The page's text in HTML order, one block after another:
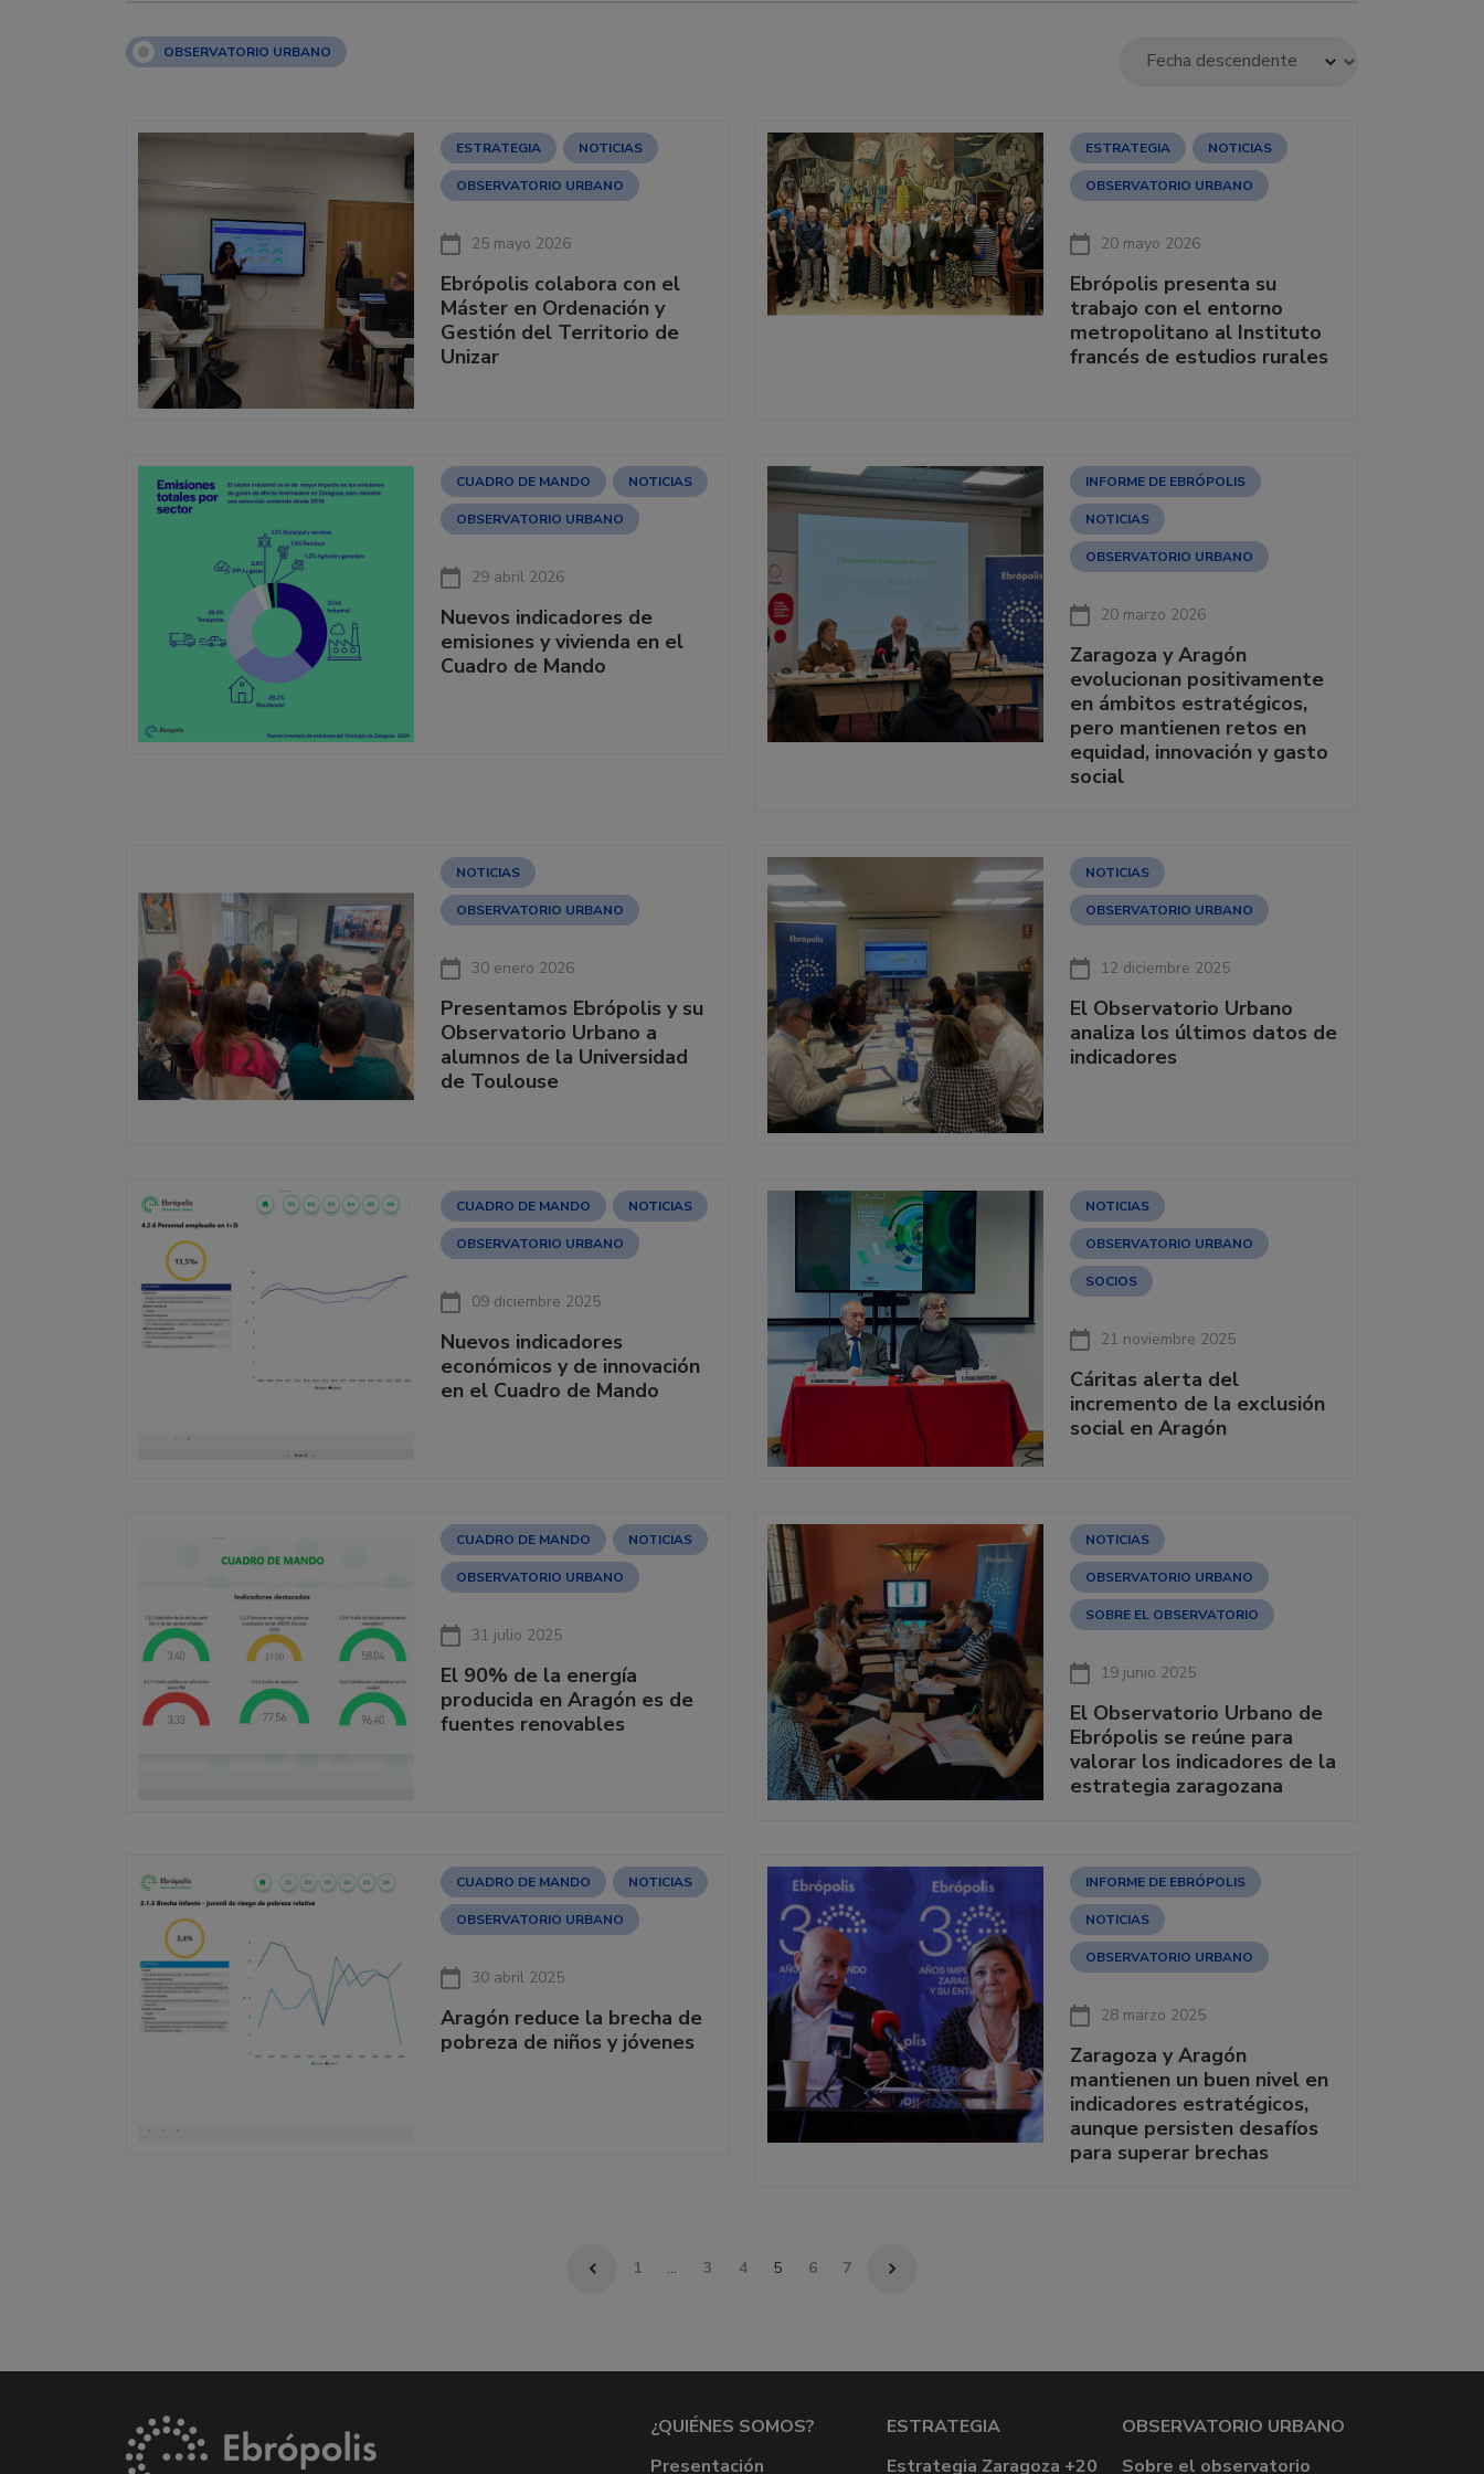
OBSERVATORIO URBANO
ESTRATEGIA NOTICIAS
OBSERVATORIO URBANO
25 mayo 2026
Ebrópolis colabora con el
Máster en Ordenación y
Gestión del Territorio de
Unizar
ESTRATEGIA NOTICIAS
OBSERVATORIO URBANO
20 mayo 2026
Ebrópolis presenta su
trabajo con el entorno
metropolitano al Instituto
francés de estudios rurales
CUADRO DE MANDO NOTICIAS
OBSERVATORIO URBANO
29 abril 2026
Nuevos indicadores de
emisiones y vivienda en el
Cuadro de Mando
INFORME DE EBRÓPOLIS
NOTICIAS
OBSERVATORIO URBANO
20 marzo 2026
Zaragoza y Aragón
evolucionan positivamente
en ámbitos estratégicos,
pero mantienen retos en
equidad, innovación y gasto
social
NOTICIAS
OBSERVATORIO URBANO
30 enero 2026
Presentamos Ebrópolis y su
Observatorio Urbano a
alumnos de la Universidad
de Toulouse
NOTICIAS
OBSERVATORIO URBANO
12 diciembre 2025
El Observatorio Urbano
analiza los últimos datos de
indicadores
CUADRO DE MANDO NOTICIAS
OBSERVATORIO URBANO
09 diciembre 2025
Nuevos indicadores
económicos y de innovación
en el Cuadro de Mando
NOTICIAS
OBSERVATORIO URBANO
SOCIOS
21 noviembre 2025
Cáritas alerta del
incremento de la exclusión
social en Aragón
CUADRO DE MANDO NOTICIAS
OBSERVATORIO URBANO
31 julio 2025
El 90% de la energía
producida en Aragón es de
fuentes renovables
NOTICIAS
OBSERVATORIO URBANO
SOBRE EL OBSERVATORIO
19 junio 2025
El Observatorio Urbano de
Ebrópolis se reúne para
valorar los indicadores de la
estrategia zaragozana
CUADRO DE MANDO NOTICIAS
OBSERVATORIO URBANO
30 abril 2025
Aragón reduce la brecha de
pobreza de niños y jóvenes
INFORME DE EBRÓPOLIS
NOTICIAS
OBSERVATORIO URBANO
28 marzo 2025
Zaragoza y Aragón
mantienen un buen nivel en
indicadores estratégicos,
aunque persisten desafíos
para superar brechas
1 … 3 4 5 6 7
¿QUIÉNES SOMOS?
Presentación
ESTRATEGIA
Estrategia Zaragoza +20
OBSERVATORIO URBANO
Sobre el observatorio